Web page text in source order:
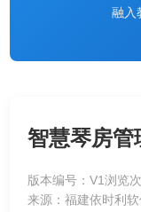
融入
智慧琴房管
版本编号：V1浏览
来源：福建依时利